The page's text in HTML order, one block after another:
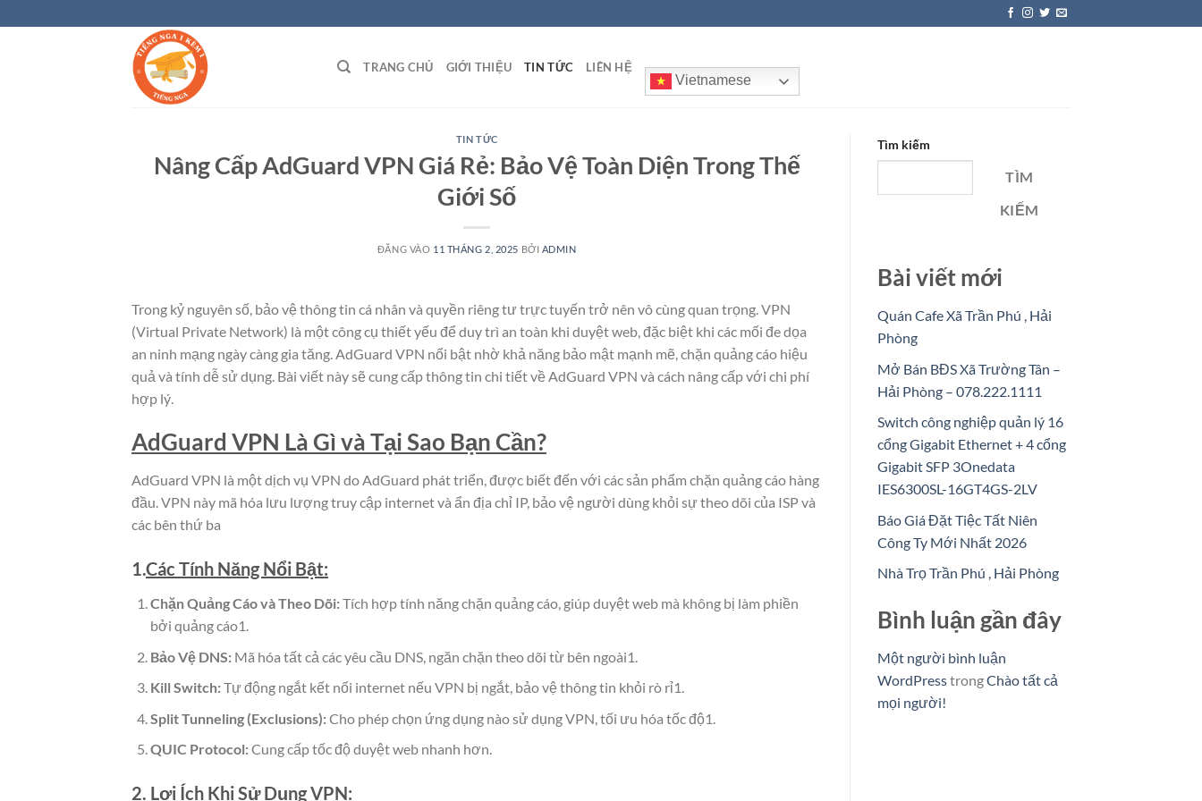
qua
TRANG CHỦ GIỚI THIỆU TIN TỨC LIÊN HỆ
Vietnamese
TIN TỨC
Nâng Cấp AdGuard VPN Giá Rẻ: Bảo Vệ Toàn Diện Trong Thế
Giới Số
ĐĂNG VÀO 11 THÁNG 2, 2025 BỞI ADMIN
Trong kỷ nguyên số, bảo vệ thông tin cá nhân và quyền riêng tư trực tuyến trở nên vô cùng quan trọng. VPN
(Virtual Private Network) là một công cụ thiết yếu để duy trì an toàn khi duyệt web, đặc biệt khi các mối đe dọa
an ninh mạng ngày càng gia tăng. AdGuard VPN nổi bật nhờ khả năng bảo mật mạnh mẽ, chặn quảng cáo hiệu
quả và tính dễ sử dụng. Bài viết này sẽ cung cấp thông tin chi tiết về AdGuard VPN và cách nâng cấp với chi phí
hợp lý.
AdGuard VPN Là Gì và Tại Sao Bạn Cần?
AdGuard VPN là một dịch vụ VPN do AdGuard phát triển, được biết đến với các sản phẩm chặn quảng cáo hàng
đầu. VPN này mã hóa lưu lượng truy cập internet và ẩn địa chỉ IP, bảo vệ người dùng khỏi sự theo dõi của ISP và
các bên thứ ba
1.Các Tính Năng Nổi Bật:
Chặn Quảng Cáo và Theo Dõi:Tích hợp tính năng chặn quảng cáo, giúp duyệt web mà không bị làm phiền
bởi quảng cáo1.
Bảo Vệ DNS:Mã hóa tất cả các yêu cầu DNS, ngăn chặn theo dõi từ bên ngoài1.
Kill Switch:Tự động ngắt kết nối internet nếu VPN bị ngắt, bảo vệ thông tin khỏi rò rỉ1.
Split Tunneling (Exclusions):Cho phép chọn ứng dụng nào sử dụng VPN, tối ưu hóa tốc độ1.
QUIC Protocol:Cung cấp tốc độ duyệt web nhanh hơn.
2. Lợi Ích Khi Sử Dụng VPN:
Tìm kiếm
TÌM
KIẾM
Bài viết mới
Quán Cafe Xã Trần Phú , Hải
Phòng
Mở Bán BĐS Xã Trường Tân –
Hải Phòng – 078.222.1111
Switch công nghiệp quản lý 16
cổng Gigabit Ethernet + 4 cổng
Gigabit SFP 3Onedata
IES6300SL-16GT4GS-2LV
Báo Giá Đặt Tiệc Tất Niên
Công Ty Mới Nhất 2026
Nhà Trọ Trần Phú , Hải Phòng
Bình luận gần đây
Một người bình luận
WordPresstrongChào tất cả
mọi người!